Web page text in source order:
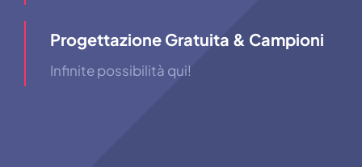
Progettazione Gratuita & Campioni
Infinite possibilità qui!